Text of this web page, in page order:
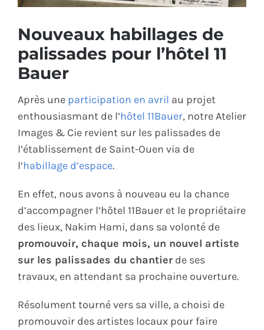
CONTACT
Nouveaux habillages de
palissades pour l’hôtel 11
Bauer
Après une participation en avril au projet
enthousiasmant de l’hôtel 11Bauer, notre Atelier
Images & Cie revient sur les palissades de
l’établissement de Saint-Ouen via de
l’habillage d’espace.
En effet, nous avons à nouveau eu la chance
d’accompagner l’hôtel 11Bauer et le propriétaire
des lieux, Nakim Hami, dans sa volonté de
promouvoir, chaque mois, un nouvel artiste
sur les palissades du chantier de ses
travaux, en attendant sa prochaine ouverture.
Résolument tourné vers sa ville, a choisi de
promouvoir des artistes locaux pour faire